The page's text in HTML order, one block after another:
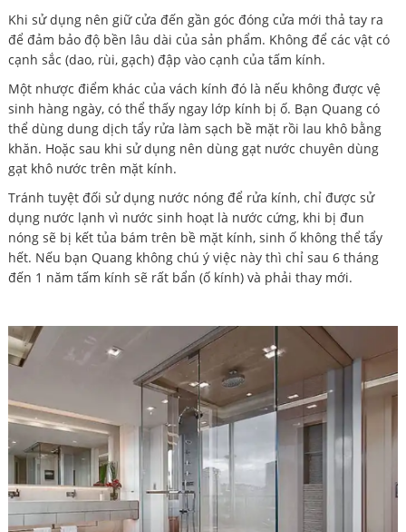
Khi sử dụng nên giữ cửa đến gần góc đóng cửa mới thả tay ra
để đảm bảo độ bền lâu dài của sản phẩm. Không để các vật có
cạnh sắc (dao, rùi, gạch) đập vào cạnh của tấm kính.
Một nhược điểm khác của vách kính đó là nếu không được vệ
sinh hàng ngày, có thể thấy ngay lớp kính bị ố. Bạn Quang có
thể dùng dung dịch tẩy rửa làm sạch bề mặt rồi lau khô bằng
khăn. Hoặc sau khi sử dụng nên dùng gạt nước chuyên dùng
gạt khô nước trên mặt kính.
Tránh tuyệt đối sử dụng nước nóng để rửa kính, chỉ được sử
dụng nước lạnh vì nước sinh hoạt là nước cứng, khi bị đun
nóng sẽ bị kết tủa bám trên bề mặt kính, sinh ố không thể tẩy
hết. Nếu bạn Quang không chú ý việc này thì chỉ sau 6 tháng
đến 1 năm tấm kính sẽ rất bẩn (ố kính) và phải thay mới.